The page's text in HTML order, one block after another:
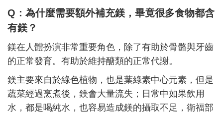
Q ：為什麼需要額外補充鎂，畢竟很多食物都含
有鎂？
鎂在人體扮演非常重要角色，除了有助於骨骼與牙齒
的正常發育。有助於維持醣類的正常代謝。
鎂主要來自於綠色植物，也是葉綠素中心元素，但是
蔬菜經過烹煮後，鎂會大量流失；日常中如果飲用
水，都是喝純水，也容易造成鎂的攝取不足，衛福部